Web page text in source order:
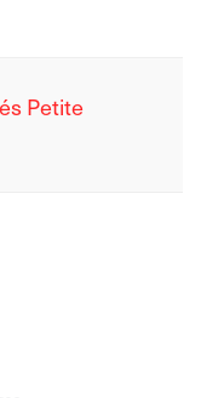
Petite